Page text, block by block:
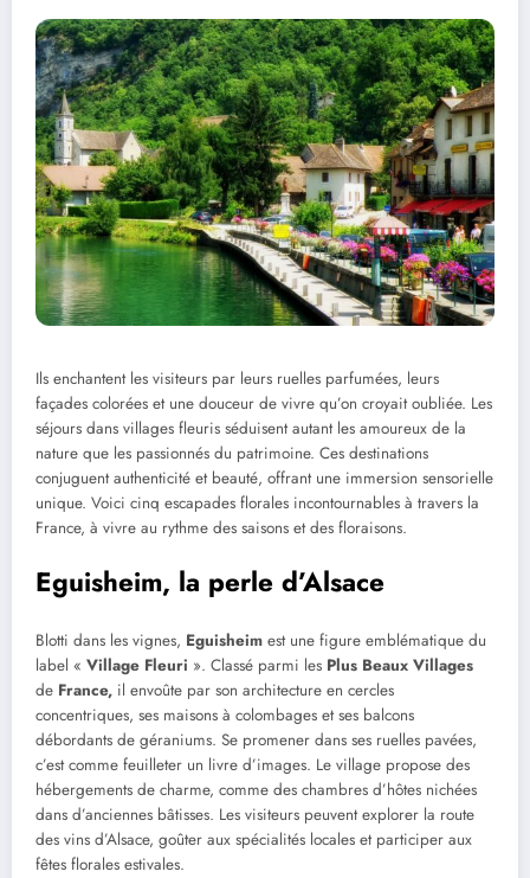
Ils enchantent les visiteurs par leurs ruelles parfumées, leurs
façades colorées et une douceur de vivre qu’on croyait oubliée. Les
séjours dans villages fleuris séduisent autant les amoureux de la
nature que les passionnés du patrimoine. Ces destinations
conjuguent authenticité et beauté, offrant une immersion sensorielle
unique. Voici cinq escapades florales incontournables à travers la
France, à vivre au rythme des saisons et des floraisons.
Eguisheim, la perle d’Alsace
Blotti dans les vignes, Eguisheim est une figure emblématique du
label « Village Fleuri ». Classé parmi les Plus Beaux Villages
de France, il envoûte par son architecture en cercles
concentriques, ses maisons à colombages et ses balcons
débordants de géraniums. Se promener dans ses ruelles pavées,
c’est comme feuilleter un livre d’images. Le village propose des
hébergements de charme, comme des chambres d’hôtes nichées
dans d’anciennes bâtisses. Les visiteurs peuvent explorer la route
des vins d’Alsace, goûter aux spécialités locales et participer aux
fêtes florales estivales.